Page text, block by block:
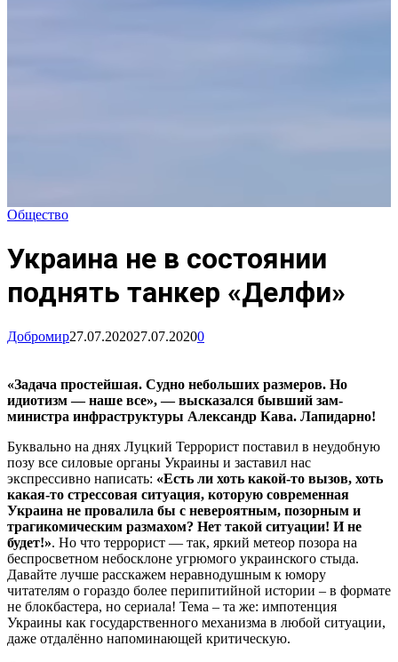
Общество
Украина не в состоянии
поднять танкер «Делфи»
Добромир27.07.202027.07.20200
«Задача простейшая. Судно небольших размеров. Но
идиотизм — наше все», — высказался бывший зам-
министра инфраструктуры Александр Кава. Лапидарно!
Буквально на днях Луцкий Террорист поставил в неудобную
позу все силовые органы Украины и заставил нас
экспрессивно написать: «Есть ли хоть какой-то вызов, хоть
какая-то стрессовая ситуация, которую современная
Украина не провалила бы с невероятным, позорным и
трагикомическим размахом? Нет такой ситуации! И не
будет!». Но что террорист — так, яркий метеор позора на
беспросветном небосклоне угрюмого украинского стыда.
Давайте лучше расскажем неравнодушным к юмору
читателям о гораздо более перипитийной истории – в формате
не блокбастера, но сериала! Тема – та же: импотенция
Украины как государственного механизма в любой ситуации,
даже отдалённо напоминающей критическую.